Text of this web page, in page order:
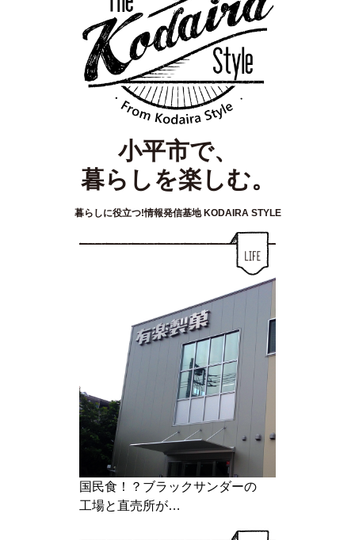
小平市で、
暮らしを楽しむ。
暮らしに役立つ!情報発信基地 KODAIRA STYLE
国民食！？ブラックサンダーの
工場と直売所が…